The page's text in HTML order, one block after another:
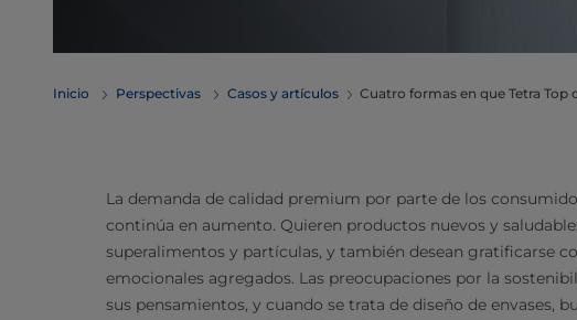
Inicio Perspectivas Casos y artículos Cuatro formas en que Tetra
La demanda de calidad premium por parte de los
continúa en aumento. Quieren productos nuevos y
superalimentos y partículas, y también desean gratificarse
emocionales agregados. Las preocupaciones por la
sus pensamientos, y cuando se trata de diseño de envases,